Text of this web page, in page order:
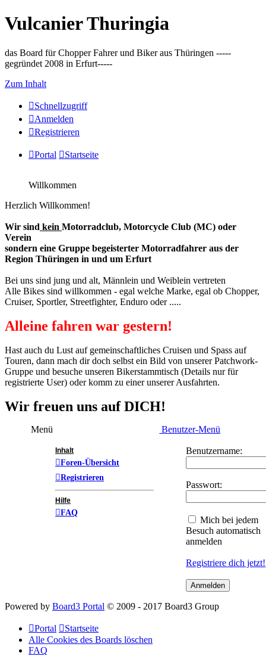
Vulcanier Thuringia
das Board für Chopper Fahrer und Biker aus Thüringen -----
gegründet 2008 in Erfurt-----
Zum Inhalt
Schnellzugriff
Anmelden
Registrieren
Portal Startseite
Willkommen
Herzlich Willkommen!
Wir sind kein Motorradclub, Motorcycle Club (MC) oder
Verein
sondern eine Gruppe begeisterter Motorradfahrer aus der
Region Thüringen in und um Erfurt
Bei uns sind jung und alt, Männlein und Weiblein vertreten
Alle Bikes sind willkommen - egal welche Marke, egal ob Chopper,
Cruiser, Sportler, Streetfighter, Enduro oder .....
Alleine fahren war gestern!
Hast auch du Lust auf gemeinschaftliches Cruisen und Spass auf
Touren, dann mach dir doch selbst ein Bild von unserer Patchwork-
Gruppe und besuche unseren Bikerstammtisch (Details nur für
registrierte User) oder komm zu einer unserer Ausfahrten.
Wir freuen uns auf DICH!
Menü
Inhalt
Foren-Übersicht
Registrieren
Hilfe
FAQ
Benutzer-Menü
Benutzername:
Passwort:
Mich bei jedem
Besuch automatisch
anmelden
Registriere dich jetzt!
Powered by Board3 Portal © 2009 - 2017 Board3 Group
Portal
Startseite
Alle Cookies des Boards löschen
FAQ